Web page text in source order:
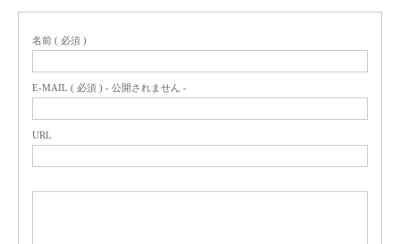
名前 ( 必須 )
E-MAIL ( 必須 ) - 公開されません -
URL